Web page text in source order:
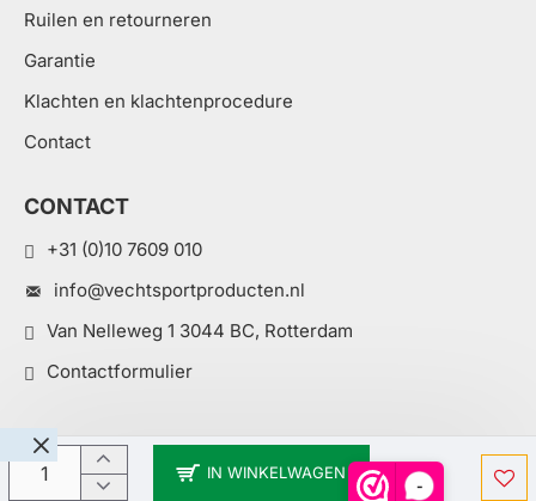
-
IN WINKELWAGEN
Ruilen en retourneren
Garantie
Klachten en klachtenprocedure
Contact
CONTACT
+31 (0)10 7609 010
info@vechtsportproducten.nl
Van Nelleweg 1 3044 BC, Rotterdam
Contactformulier